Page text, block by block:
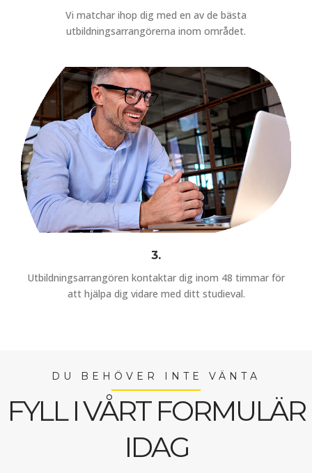
Vi matchar ihop dig med en av de bästa
utbildningsarrangörerna inom området.
3.
Utbildningsarrangören kontaktar dig inom 48 timmar för
att hjälpa dig vidare med ditt studieval.
DU BEHÖVER INTE VÄNTA
FYLL I VÅRT FORMULÄR
IDAG